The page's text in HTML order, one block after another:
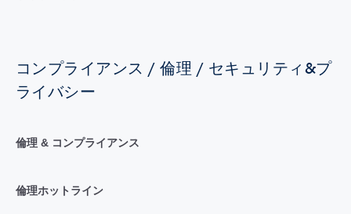
コンプライアンス / 倫理 / セキュリティ&プ
ライバシー
倫理 & コンプライアンス
倫理ホットライン